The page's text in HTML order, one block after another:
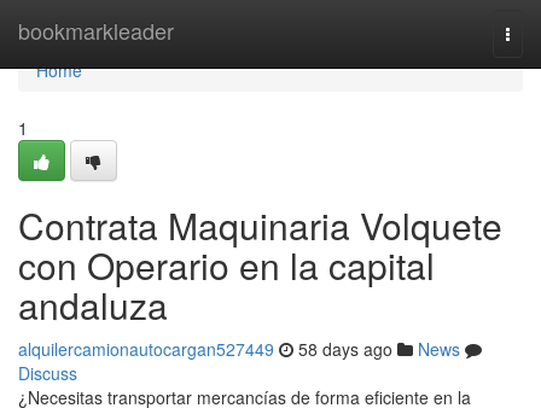
bookmarkleader
Home
Home
1
Contrata Maquinaria Volquete
con Operario en la capital
andaluza
alquilercamionautocargan527449 58 days ago
News
Discuss
¿Necesitas transportar mercancías de forma eficiente en la